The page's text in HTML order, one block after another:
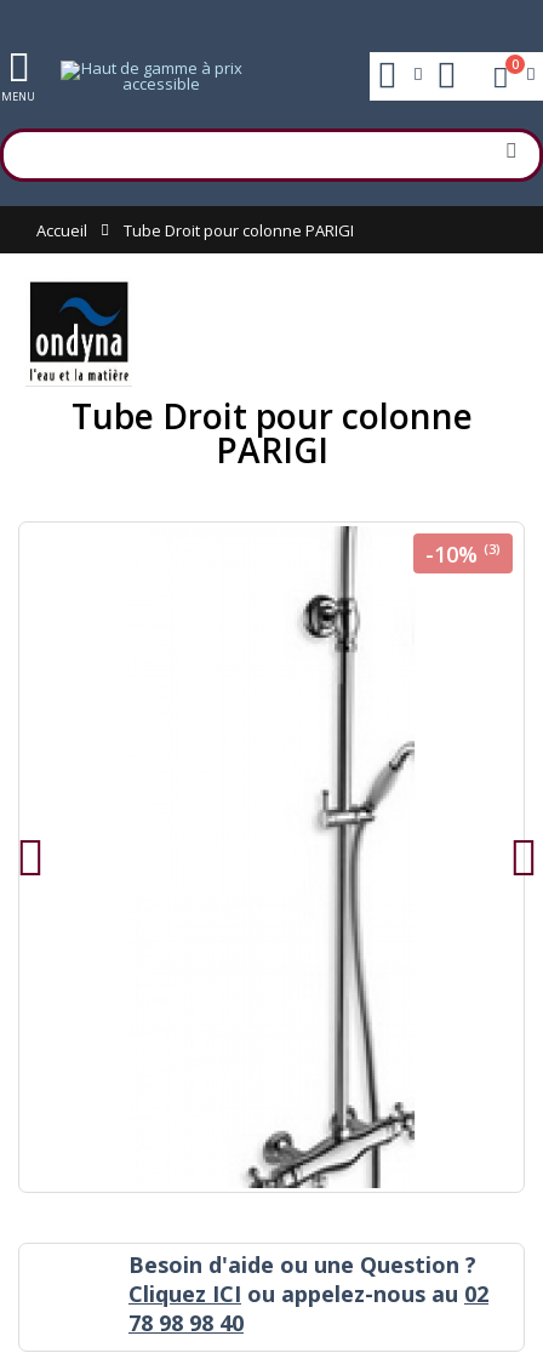
MENU
0
Accueil Tube Droit pour colonne PARIGI
Tube Droit pour colonne
PARIGI
-10% (3)
Besoin d'aide ou une Question ?
Cliquez ICI ou appelez-nous au 02
78 98 98 40